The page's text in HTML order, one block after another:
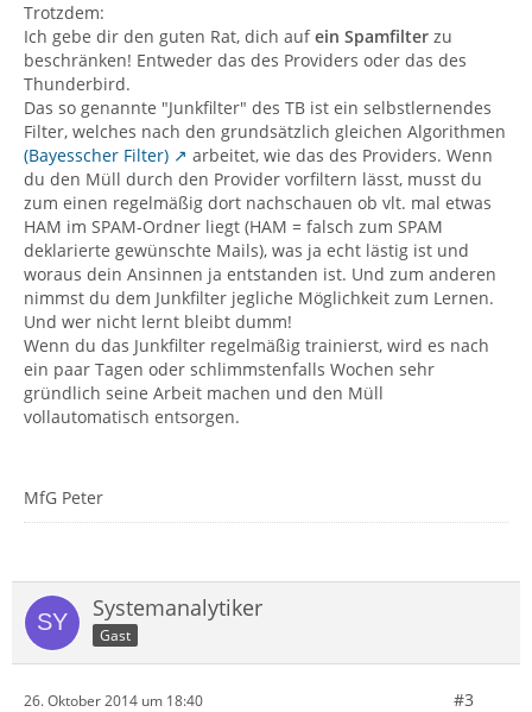
Trotzdem:
Ich gebe dir den guten Rat, dich aufein Spamfilter zu
beschränken! Entweder das des Providers oder das des
Thunderbird.
Das so genannte "Junkfilter" des TB ist ein selbstlernendes
Filter, welches nach den grundsätzlich gleichen Algorithmen
(Bayesscher Filter)
arbeitet, wie das des Providers. Wenn
du den Müll durch den Provider vorfiltern lässt, musst du
zum einen regelmäßig dort nachschauen ob vlt. mal etwas
HAM im SPAM-Ordner liegt (HAM = falsch zum SPAM
deklarierte gewünschte Mails), was ja echt lästig ist und
woraus dein Ansinnen ja entstanden ist. Und zum anderen
nimmst du dem Junkfilter jegliche Möglichkeit zum Lernen.
Und wer nicht lernt bleibt dumm!
Wenn du das Junkfilter regelmäßig trainierst, wird es nach
ein paar Tagen oder schlimmstenfalls Wochen sehr
gründlich seine Arbeit machen und den Müll
vollautomatisch entsorgen.
MfG Peter
Systemanalytiker
Gast
26. Oktober 2014 um 18:40 #3